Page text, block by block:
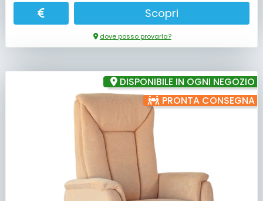
Scopri
dove posso provarla?
DISPONIBILE IN OGNI NEGOZIO
PRONTA CONSEGNA